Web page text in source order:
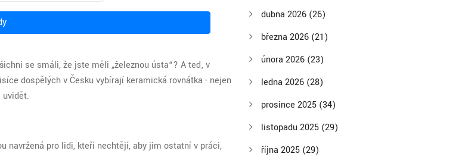
se smáli, že jste měli „železnou ústa“? A teď, v
dospělých v Česku vybírají keramická rovnátka - nejen
uvidět.
navržená pro lidi, kteří nechtějí, aby jim ostatní v práci,
dubna 2026 (26)
března 2026 (21)
února 2026 (23)
ledna 2026 (28)
prosince 2025 (34)
listopadu 2025 (29)
října 2025 (29)